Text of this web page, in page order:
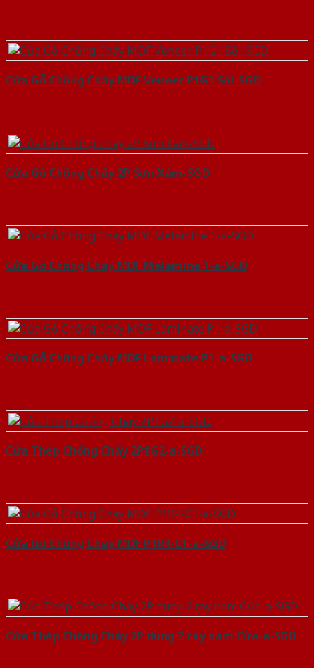
Cửa Gỗ Chống Cháy MDF Veneer P1G1 Sồi-SGD
Cửa Gỗ Chống Cháy 2P Sơn Xám-SGD
Cửa Gỗ Chống Cháy MDF Melamine 1-a-SGD
Cửa Gỗ Chống Cháy MDF Laminate P1-a-SGD
Cửa Thép Chống Cháy 2P1G2-a-SGD
Cửa Gỗ Chống Cháy MDF P1R4-C1-a-SGD
Cửa Thép Chống Cháy 2P dung 2 tay nam Cửa-a-SGD